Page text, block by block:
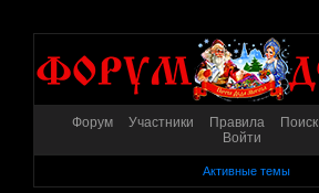
Форум Участники Правила Поиск
Войти
Активные темы